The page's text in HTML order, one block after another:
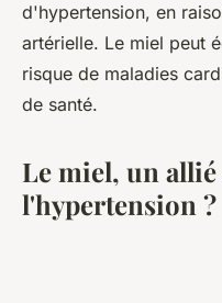
d'hypertension, en
artérielle. Le miel peut
risque de maladies
de santé.
Le miel, un
l'hypertension ?